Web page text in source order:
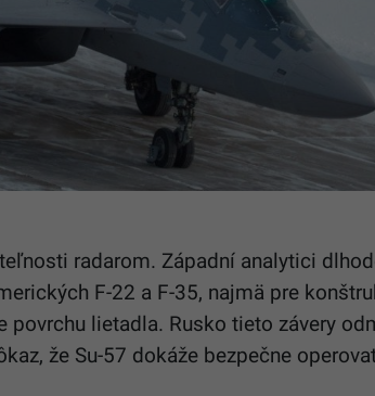
radarom. Západní analytici
F-22 a F-35, najmä pre
povrchu lietadla. Rusko tieto závery
že Su-57 dokáže bezpečne